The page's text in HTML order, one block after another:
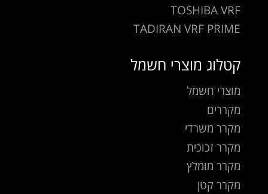
TOSHIBA VRF
TADIRAN VRF PRIME
קטלוג מוצרי חשמל
מוצרי חשמל
מקררים
מקרר משרדי
מקרר זכוכית
מקרר מומלץ
מקרר קטן